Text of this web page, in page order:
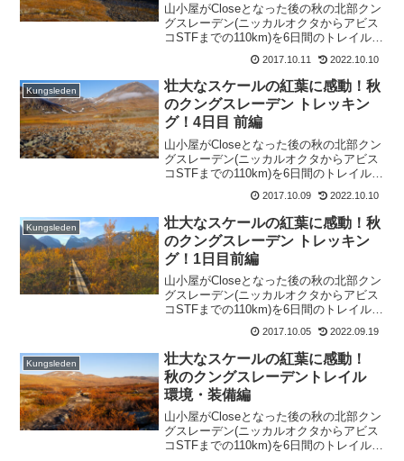
山小屋がCloseとなった後の秋の北部クン
グスレーデン(ニッカルオクタからアビス
コSTFまでの110km)を6日間のトレイルハ
目 後編 チェクチャ小屋」をレポートしま
す。
2017.10.11 2022.10.10
Kungsleden
壮大なスケールの紅葉に感動！秋
のクングスレーデン トレッキン
グ！4日目 前編
山小屋がCloseとなった後の秋の北部クン
グスレーデン(ニッカルオクタからアビス
コSTFまでの110km)を6日間のトレイルハ
目 前編 サルカからチェクチャへ」をレポ
ートします。
2017.10.09 2022.10.10
Kungsleden
壮大なスケールの紅葉に感動！秋
のクングスレーデン トレッキン
グ！1日目前編
山小屋がCloseとなった後の秋の北部クン
グスレーデン(ニッカルオクタからアビス
コSTFまでの110km)を6日間のトレイルハ
イクしました。本記事では、「ハイク1日
目 前編 キルナ→ニッカルオクタ→ケブネ
カイセマウンテンステーション」をレポ
ートします。
2017.10.05 2022.09.19
Kungsleden
壮大なスケールの紅葉に感動！
秋のクングスレーデントレイル
環境・装備編
山小屋がCloseとなった後の秋の北部クン
グスレーデン(ニッカルオクタからアビス
コSTFまでの110km)を6日間のトレイルハ